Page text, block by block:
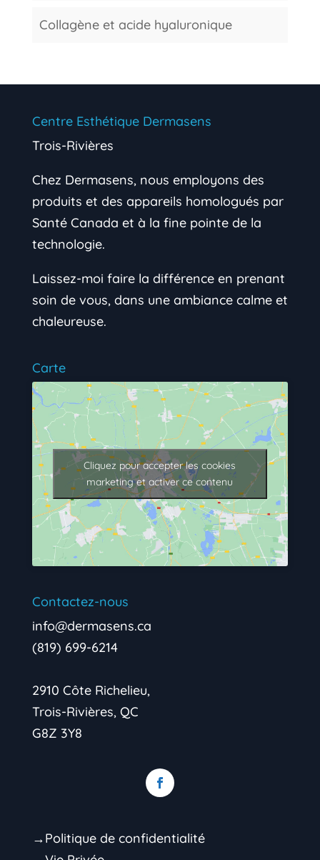
Collagène et acide hyaluronique
Centre Esthétique Dermasens
Trois-Rivières
Chez Dermasens, nous employons des
produits et des appareils homologués par
Santé Canada et à la fine pointe de la
technologie.
Laissez-moi faire la différence en prenant
soin de vous, dans une ambiance calme et
chaleureuse.
Carte
Cliquez pour accepter les cookies
marketing et activer ce contenu
Contactez-nous
info@dermasens.ca
(819) 699-6214
2910 Côte Richelieu,
Trois-Rivières, QC
G8Z 3Y8
→Politique de confidentialité